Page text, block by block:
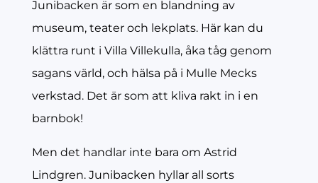
Junibacken är som en blandning av
museum, teater och lekplats. Här kan du
klättra runt i Villa Villekulla, åka tåg genom
sagans värld, och hälsa på i Mulle Mecks
verkstad. Det är som att kliva rakt in i en
barnbok!
Men det handlar inte bara om Astrid
Lindgren. Junibacken hyllar all sorts